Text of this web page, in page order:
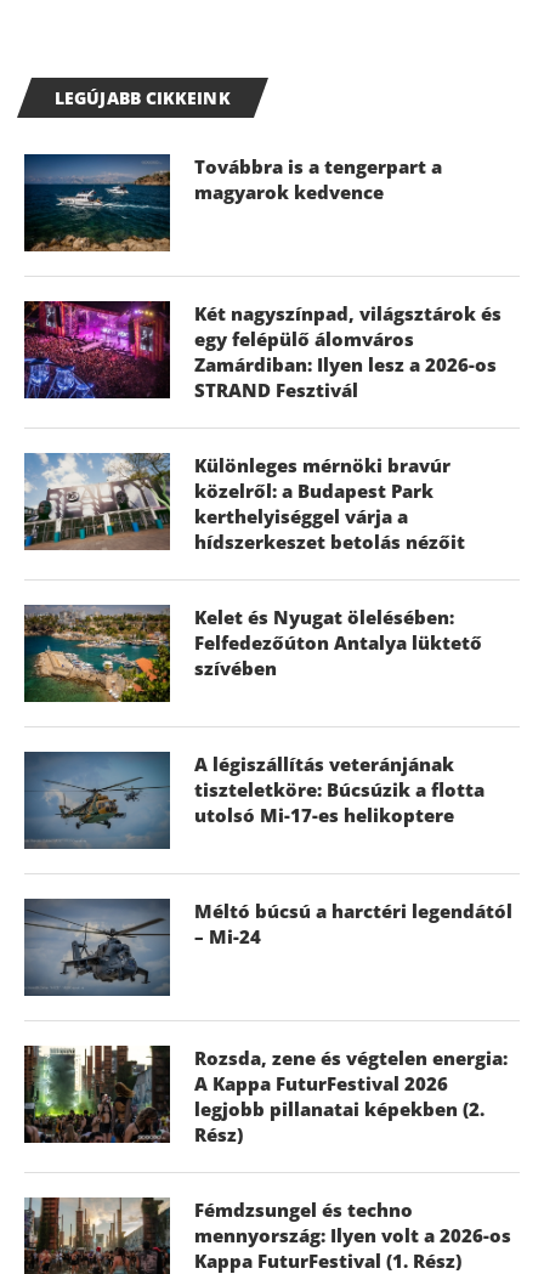
LEGÚJABB CIKKEINK
Továbbra is a tengerpart a
magyarok kedvence
Két nagyszínpad, világsztárok és
egy felépülő álomváros
Zamárdiban: Ilyen lesz a 2026-os
STRAND Fesztivál
Különleges mérnöki bravúr
közelről: a Budapest Park
kerthelyiséggel várja a
hídszerkeszet betolás nézőit
Kelet és Nyugat ölelésében:
Felfedezőúton Antalya lüktető
szívében
A légiszállítás veteránjának
tiszteletköre: Búcsúzik a flotta
utolsó Mi-17-es helikoptere
Méltó búcsú a harctéri legendától
– Mi-24
Rozsda, zene és végtelen energia:
A Kappa FuturFestival 2026
legjobb pillanatai képekben (2.
Rész)
Fémdzsungel és techno
mennyország: Ilyen volt a 2026-os
Kappa FuturFestival (1. Rész)